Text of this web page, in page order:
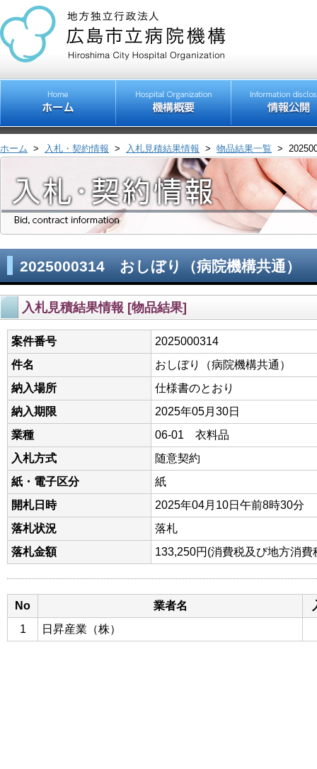
ホーム > 入札・契約情報 > 入札見積結果情報 > 物品結果一覧 >
2025000314 おしぼり（病院機構共通）
入札見積結果情報 [物品結果]
案件番号
2025000314
件名
おしぼり（病院機構共通）
納入場所
仕様書のとおり
納入期限
2025年05月30日
業種
06-01 衣料品
入札方式
随意契約
紙・電子区分
紙
開札日時
2025年04月10日午前8時30分
落札状況
落札
落札金額
133,250円(消費税及び地方消費
No 業者名
1
日昇産業（株）